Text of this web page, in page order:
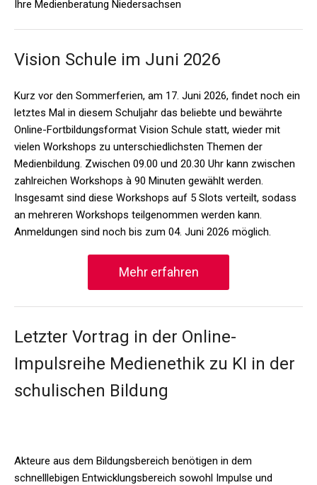
Ihre Medienberatung Niedersachsen
Vision Schule im Juni 2026
Kurz vor den Sommerferien, am 17. Juni 2026, findet noch ein
letztes Mal in diesem Schuljahr das beliebte und bewährte
Online-Fortbildungsformat Vision Schule statt, wieder mit
vielen Workshops zu unterschiedlichsten Themen der
Medienbildung. Zwischen 09.00 und 20.30 Uhr kann zwischen
zahlreichen Workshops à 90 Minuten gewählt werden.
Insgesamt sind diese Workshops auf 5 Slots verteilt, sodass
an mehreren Workshops teilgenommen werden kann.
Anmeldungen sind noch bis zum 04. Juni 2026 möglich.
Mehr erfahren
Letzter Vortrag in der Online-
Impulsreihe Medienethik zu KI in der
schulischen Bildung
Akteure aus dem Bildungsbereich benötigen in dem
schnelllebigen Entwicklungsbereich sowohl Impulse und